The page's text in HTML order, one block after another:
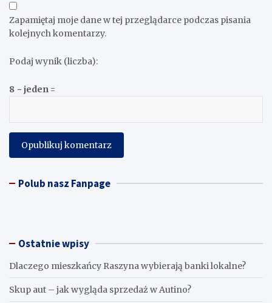
Zapamiętaj moje dane w tej przeglądarce podczas pisania
kolejnych komentarzy.
Podaj wynik (liczba):
8 − jeden =
Polub nasz Fanpage
Ostatnie wpisy
Dlaczego mieszkańcy Raszyna wybierają banki lokalne?
Skup aut – jak wygląda sprzedaż w Autino?